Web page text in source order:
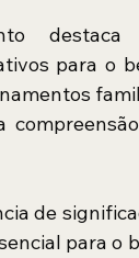
para o
de
para o